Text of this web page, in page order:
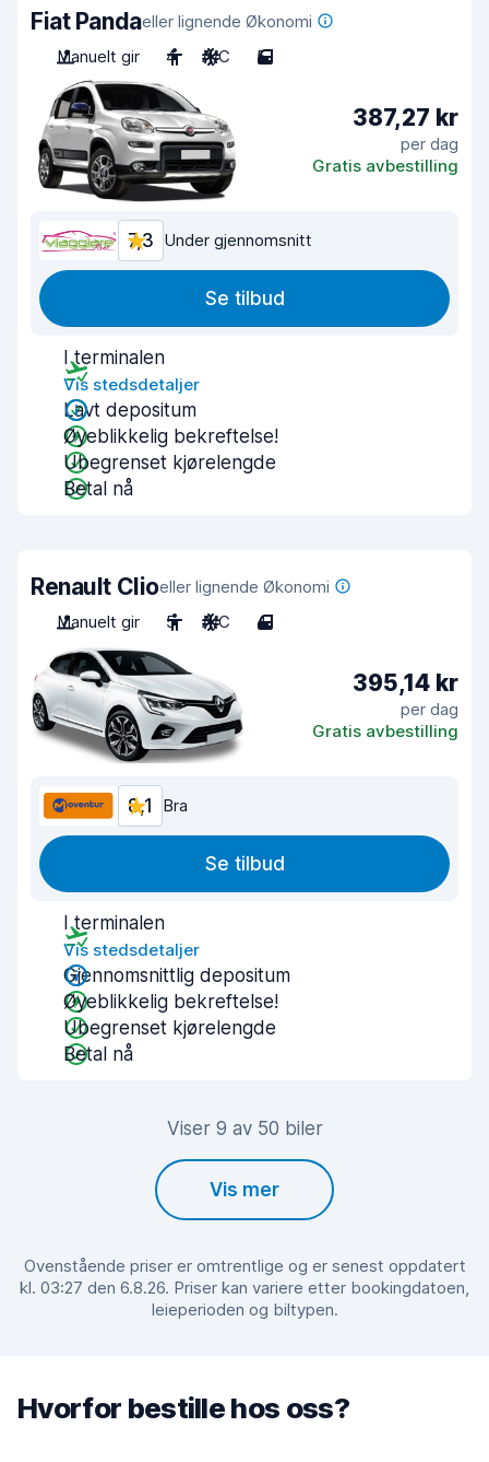
Fiat Pandaeller lignende Økonomi
Manuelt gir
4 A/C 5
387,27 kr
per dag
Gratis avbestilling
7,3 Under gjennomsnitt
Se tilbud
I terminalen
Vis stedsdetaljer
Lavt depositum
Øyeblikkelig bekreftelse!
Ubegrenset kjørelengde
Betal nå
Renault Clioeller lignende Økonomi
Manuelt gir
5 A/C 4
395,14 kr
per dag
Gratis avbestilling
8,1 Bra
Se tilbud
I terminalen
Vis stedsdetaljer
Gjennomsnittlig depositum
Øyeblikkelig bekreftelse!
Ubegrenset kjørelengde
Betal nå
Viser 9 av 50 biler
Vis mer
Ovenstående priser er omtrentlige og er senest oppdatert
kl. 03:27 den 6.8.26. Priser kan variere etter bookingdatoen,
leieperioden og biltypen.
Hvorfor bestille hos oss?